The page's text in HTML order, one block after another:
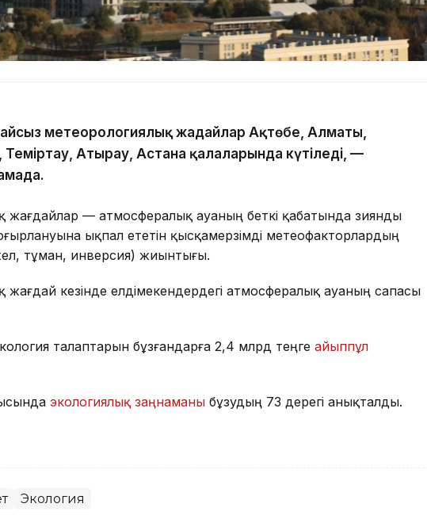
метеорологиялық жағдайлар Ақтөбе, Алматы,
Теміртау, Атырау, Астана қалаларында күтіледі, —
жағдайлар — атмосфералық ауаның беткі қабатында зиянды
ықпал ететін қысқамерзімді метеофакторлардың
тұман, инверсия) жиынтығы.
жағдай кезінде елдімекендердегі атмосфералық ауаның сапасы
талаптарын бұзғандарға 2,4 млрд теңге айыппұл
экологиялық заңнаманы бұзудың 73 дерегі анықталды.
Экология